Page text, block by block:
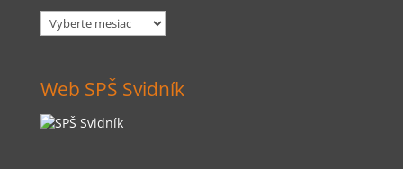
Archív
článkov
Web SPŠ Svidník